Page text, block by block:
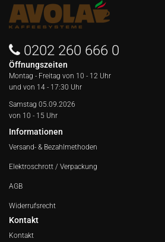
0202 260 666 0
Öffnungszeiten
Montag - Freitag von 10 - 12 Uhr
und von 14 - 17:30 Uhr
Samstag 05.09.2026
von 10 - 15 Uhr
Informationen
Versand- & Bezahlmethoden
Elektroschrott / Verpackung
AGB
Widerrufsrecht
Kontakt
Kontakt